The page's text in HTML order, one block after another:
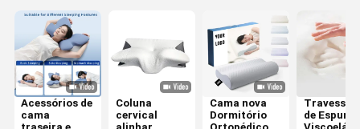
Acessórios de
cama
Coluna
cervical
Cama nova
Dormitório
de Espuma